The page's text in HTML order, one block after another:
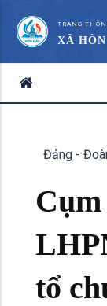
TRANG
XÃ
Đảng -
tổ